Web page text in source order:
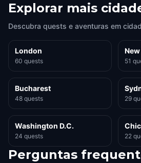
Explorar mais
Descubra quests e aventuras em
London
60 quests 51
Bucharest
48 quests 29
Washington D.C.
24 quests 22
Perguntas